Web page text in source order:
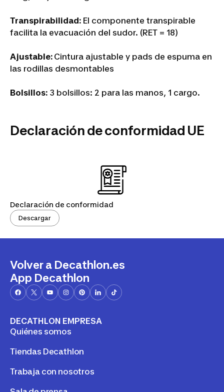
Transpirabilidad: El componente transpirable
facilita la evacuación del sudor. (RET = 18)
Ajustable: Cintura ajustable y pads de espuma en
las rodillas desmontables
Bolsillos: 3 bolsillos: 2 para las manos, 1 cargo.
Declaración de conformidad UE
Declaración de conformidad
Descargar
Volver a Decathlon.es
App Decathlon
DECATHLON EMPRESA
Quiénes somos
Tiendas Decathlon
Trabaja con nosotros